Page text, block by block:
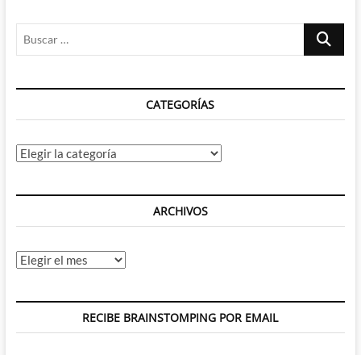
y
Buscar
CATEGORÍAS
Categorías
ARCHIVOS
Archivos
RECIBE BRAINSTOMPING POR EMAIL